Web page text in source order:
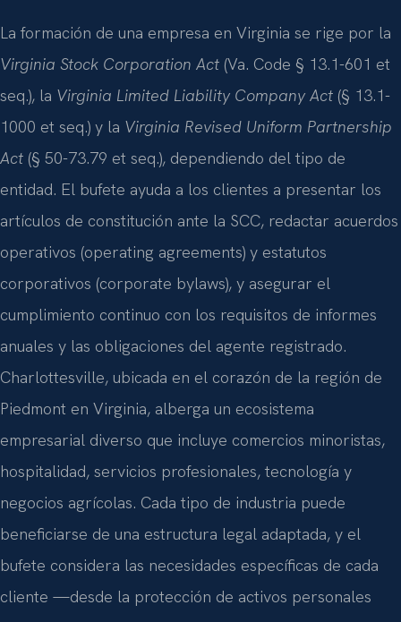
La formación de una empresa en Virginia se rige por la
Virginia Stock Corporation Act (Va. Code § 13.1-601 et
seq.), la Virginia Limited Liability Company Act (§ 13.1-
1000 et seq.) y la Virginia Revised Uniform Partnership
Act (§ 50-73.79 et seq.), dependiendo del tipo de
entidad. El bufete ayuda a los clientes a presentar los
artículos de constitución ante la SCC, redactar acuerdos
operativos (operating agreements) y estatutos
corporativos (corporate bylaws), y asegurar el
cumplimiento continuo con los requisitos de informes
anuales y las obligaciones del agente registrado.
Charlottesville, ubicada en el corazón de la región de
Piedmont en Virginia, alberga un ecosistema
empresarial diverso que incluye comercios minoristas,
hospitalidad, servicios profesionales, tecnología y
negocios agrícolas. Cada tipo de industria puede
beneficiarse de una estructura legal adaptada, y el
bufete considera las necesidades específicas de cada
cliente —desde la protección de activos personales